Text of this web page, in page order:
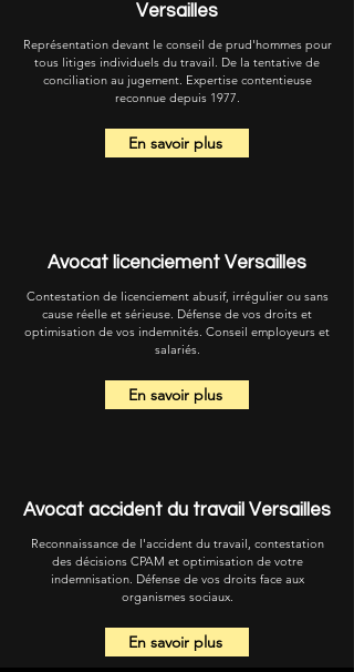
Versailles
Représentation devant le conseil de prud'hommes pour
tous litiges individuels du travail. De la tentative de
conciliation au jugement. Expertise contentieuse
reconnue depuis 1977.
En savoir plus
Avocat licenciement Versailles
Contestation de licenciement abusif, irrégulier ou sans
cause réelle et sérieuse. Défense de vos droits et
optimisation de vos indemnités. Conseil employeurs et
salariés.
En savoir plus
Avocat accident du travail Versailles
Reconnaissance de l'accident du travail, contestation
des décisions CPAM et optimisation de votre
indemnisation. Défense de vos droits face aux
organismes sociaux.
En savoir plus